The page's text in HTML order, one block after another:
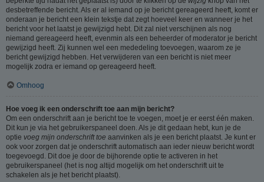
desbetreffende bericht. Als er al iemand op je bericht gereageerd heeft, komt er
onderaan je bericht een klein tekstje dat zegt hoeveel keer en wanneer je het
bericht voor het laatst je gewijzigd hebt. Dit zal niet verschijnen als nog
niemand gereageerd heeft, evenmin als een beheerder of moderator je bericht
gewijzigd heeft. Zij kunnen wel een mededeling toevoegen, waarom ze je
bericht gewijzigd hebben. Het verwijderen van een bericht is niet meer
mogelijk zodra er iemand op gereageerd heeft.
Omhoog
Hoe voeg ik een onderschrift toe aan mijn bericht?
Om een onderschrift aan je bericht toe te voegen, moet je er eerst één maken.
Dit kun je via het gebruikerspaneel doen. Als je dit gedaan hebt, kun je de
optie voeg mijn onderschrift toe aanvinken als je een bericht plaatst. Je kunt er
ook voor zorgen dat je onderschrift automatisch aan ieder nieuw bericht wordt
toegevoegd. Dit doe je door de bijhorende optie te activeren in het
gebruikerspaneel (het is nog altijd mogelijk om het onderschrift uit te
schakelen als je het bericht plaatst).